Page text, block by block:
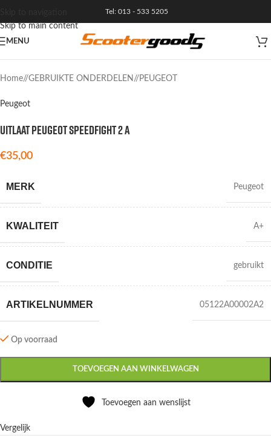
Skip to main content
Tel: 013 - 533 5205
MENU
Home/ GEBRUIKTE ONDERDELEN / PEUGEOT
Peugeot
UITLAAT PEUGEOT SPEEDFIGHT 2 A
€35,00
MERK Peugeot
KWALITEIT A+
CONDITIE gebruikt
ARTIKELNUMMER 05122A00002A2
Op voorraad
TOEVOEGEN AAN WINKELWAGEN
Toevoegen aan wenslijst
Vergelijk